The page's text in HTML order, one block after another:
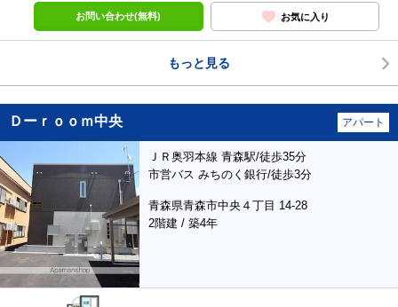
お問い合わせ(無料) お気に入り
もっと見る
Ｄーｒｏｏｍ中央 アパート
ＪＲ奥羽本線 青森駅/徒歩35分
市営バス みちのく銀行/徒歩3分
青森県青森市中央４丁目 14-28
2階建 / 築4年